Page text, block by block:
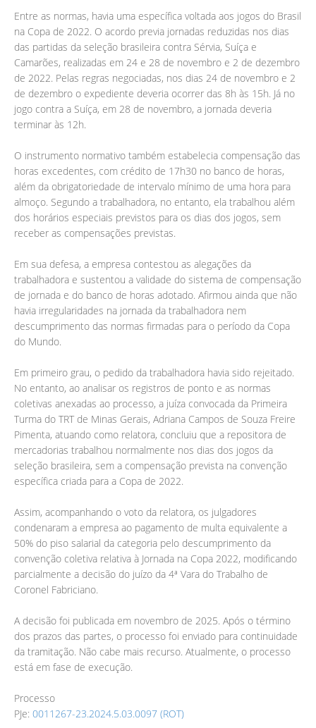
Entre as normas, havia uma específica voltada aos jogos do Brasil
na Copa de 2022. O acordo previa jornadas reduzidas nos dias
das partidas da seleção brasileira contra Sérvia, Suíça e
Camarões, realizadas em 24 e 28 de novembro e 2 de dezembro
de 2022. Pelas regras negociadas, nos dias 24 de novembro e 2
de dezembro o expediente deveria ocorrer das 8h às 15h. Já no
jogo contra a Suíça, em 28 de novembro, a jornada deveria
terminar às 12h.
O instrumento normativo também estabelecia compensação das
horas excedentes, com crédito de 17h30 no banco de horas,
além da obrigatoriedade de intervalo mínimo de uma hora para
almoço. Segundo a trabalhadora, no entanto, ela trabalhou além
dos horários especiais previstos para os dias dos jogos, sem
receber as compensações previstas.
Em sua defesa, a empresa contestou as alegações da
trabalhadora e sustentou a validade do sistema de compensação
de jornada e do banco de horas adotado. Afirmou ainda que não
havia irregularidades na jornada da trabalhadora nem
descumprimento das normas firmadas para o período da Copa
do Mundo.
Em primeiro grau, o pedido da trabalhadora havia sido rejeitado.
No entanto, ao analisar os registros de ponto e as normas
coletivas anexadas ao processo, a juíza convocada da Primeira
Turma do TRT de Minas Gerais, Adriana Campos de Souza Freire
Pimenta, atuando como relatora, concluiu que a repositora de
mercadorias trabalhou normalmente nos dias dos jogos da
seleção brasileira, sem a compensação prevista na convenção
específica criada para a Copa de 2022.
Assim, acompanhando o voto da relatora, os julgadores
condenaram a empresa ao pagamento de multa equivalente a
50% do piso salarial da categoria pelo descumprimento da
convenção coletiva relativa à Jornada na Copa 2022, modificando
parcialmente a decisão do juízo da 4ª Vara do Trabalho de
Coronel Fabriciano.
A decisão foi publicada em novembro de 2025. Após o término
dos prazos das partes, o processo foi enviado para continuidade
da tramitação. Não cabe mais recurso. Atualmente, o processo
está em fase de execução.
Processo
PJe: 0011267-23.2024.5.03.0097 (ROT)